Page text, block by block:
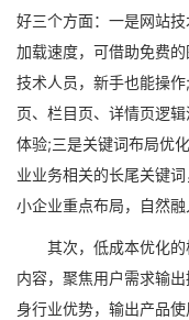
好三个方面：一是网站
加载速度，可借助免费
技术人员，新手也能操
页、栏目页、详情页逻
体验;三是关键词布局优
业业务相关的长尾关键
小企业重点布局，自然融
其次，低成本优化
内容，聚焦用户需求输
身行业优势，输出产品